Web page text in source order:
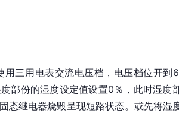
用三用电表交流电压档，电压档位开到
部份的湿度设定值设置0％，此时湿度
态继电器烧毁呈现短路状态。或先将湿